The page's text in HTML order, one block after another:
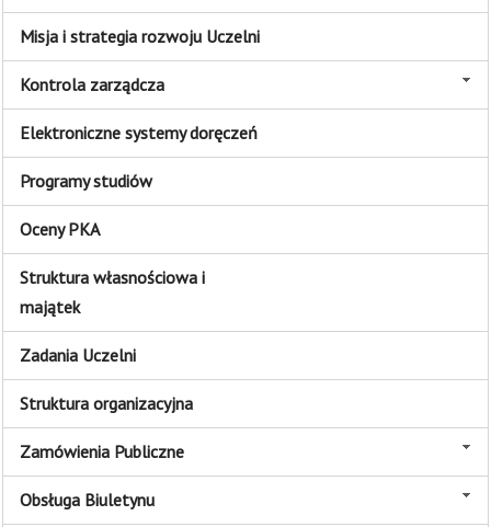
Misja i strategia rozwoju Uczelni
Kontrola zarządcza
Elektroniczne systemy doręczeń
Programy studiów
Oceny PKA
Struktura własnościowa i
majątek
Zadania Uczelni
Struktura organizacyjna
Zamówienia Publiczne
Obsługa Biuletynu